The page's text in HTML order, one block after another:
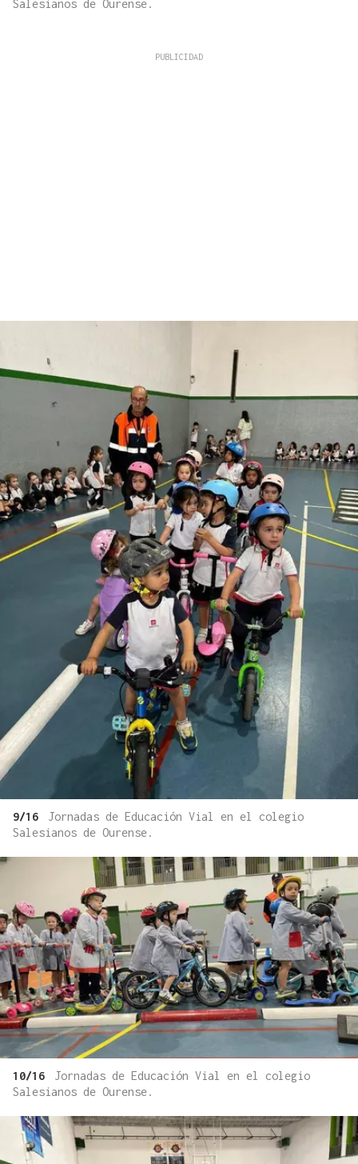
Salesianos de Ourense.
9/16
Jornadas de Educación Vial en el colegio
Salesianos de Ourense.
10/16
Jornadas de Educación Vial en el colegio
Salesianos de Ourense.